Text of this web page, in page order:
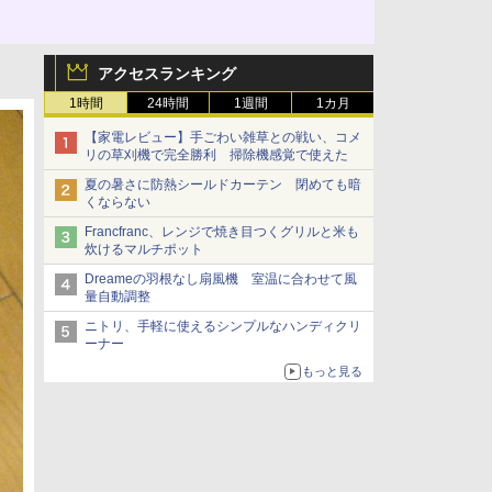
アクセスランキング
1時間 24時間 1週間 1カ月
【家電レビュー】手ごわい雑草との戦い、コメ
リの草刈機で完全勝利 掃除機感覚で使えた
夏の暑さに防熱シールドカーテン 閉めても暗
くならない
Francfranc、レンジで焼き目つくグリルと米も
炊けるマルチポット
Dreameの羽根なし扇風機 室温に合わせて風
量自動調整
ニトリ、手軽に使えるシンプルなハンディクリ
ーナー
もっと見る